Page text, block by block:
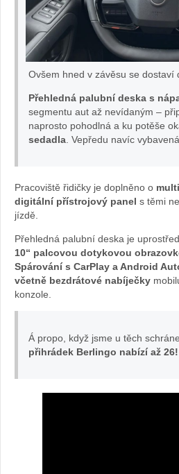
Ovšem hned v závěsu se dostaví
Přehledná palubní deska s
segmentu aut až nevídaným –
naprosto pohodlná a ku potěše
sedadla . Vepředu navíc
Pracoviště řidičky je doplněno o
digitální přístrojový panel s těmi
jízdě.
Přehledná palubní deska je
10“ palcovou dotykovou
Spárování s CarPlay a Android
včetně bezdrátové nabíječky
konzole.
Á propo, když jsme u těch
přihrádek Berlingo nabízí až 26!